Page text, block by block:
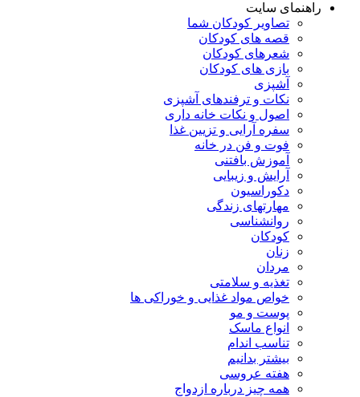
راهنمای سایت
تصاویر کودکان شما
قصه های کودکان
شعرهای کودکان
بازی های کودکان
آشپزی
نکات و ترفندهای آشپزی
اصول و نکات خانه داری
سفره آرایی و تزیین غذا
فوت و فن در خانه
آموزش بافتنی
آرایش و زیبایی
دکوراسیون
مهارتهای زندگی
روانشناسی
کودکان
زنان
مردان
تغذیه و سلامتی
خواص مواد غذایی و خوراکی ها
پوست و مو
انواع ماسک
تناسب اندام
بیشتر بدانیم
هفته عروسی
همه چیز درباره ازدواج